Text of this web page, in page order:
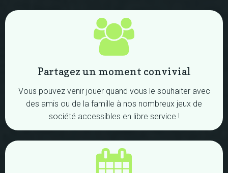
Partagez un moment convivial
Vous pouvez venir jouer quand vous le souhaiter avec
des amis ou de la famille à nos nombreux jeux de
société accessibles en libre service !